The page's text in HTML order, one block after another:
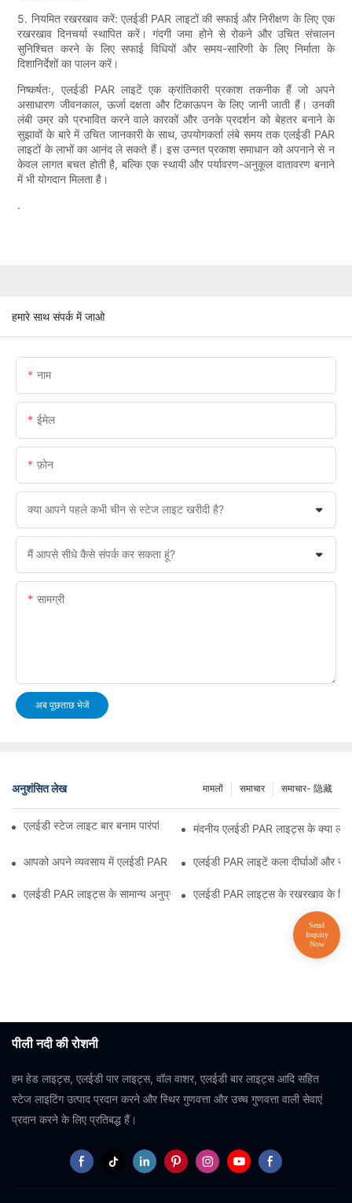
5. नियमित रखरखाव करें: एलईडी PAR लाइटों की सफाई और निरीक्षण के लिए एक
रखरखाव दिनचर्या स्थापित करें। गंदगी जमा होने से रोकने और उचित संचालन
सुनिश्चित करने के लिए सफाई विधियों और समय-सारिणी के लिए निर्माता के
दिशानिर्देशों का पालन करें।
निष्कर्षतः, एलईडी PAR लाइटें एक क्रांतिकारी प्रकाश तकनीक हैं जो अपने
असाधारण जीवनकाल, ऊर्जा दक्षता और टिकाऊपन के लिए जानी जाती हैं। उनकी
लंबी उम्र को प्रभावित करने वाले कारकों और उनके प्रदर्शन को बेहतर बनाने के
सुझावों के बारे में उचित जानकारी के साथ, उपयोगकर्ता लंबे समय तक एलईडी PAR
लाइटों के लाभों का आनंद ले सकते हैं। इस उन्नत प्रकाश समाधान को अपनाने से न
केवल लागत बचत होती है, बल्कि एक स्थायी और पर्यावरण-अनुकूल वातावरण बनाने
में भी योगदान मिलता है।
.
हमारे साथ संपर्क में जाओ
नाम
ईमेल
फ़ोन
क्या आपने पहले कभी चीन से स्टेज लाइट खरीदी है?
मैं आपसे सीधे कैसे संपर्क कर सकता हूं?
सामग्री
अब पूछताछ भेजें
अनुशंसित लेख समाचार- 隐藏
समाचार
मामलों
एलईडी स्टेज लाइट बार बनाम पारंपरिक स्टेज लाइटिंग: फायदे और नुकसान
मंदनीय एलईडी PAR लाइट्स के क्या
आपको अपने व्यवसाय में एलईडी PAR लाइट्स को अपग्रेड क्यों करना चाहिए?
एलईडी PAR लाइटें कला दीर्घाओं और
एलईडी PAR लाइट्स के सामान्य अनुप्रयोग क्या हैं?एलईडी PAR लाइट्स के रखरखाव के
पीली नदी की रोशनी
हम हेड लाइट्स, एलईडी पार लाइट्स, वॉल वाशर, एलईडी बार लाइट्स आदि सहित
स्टेज लाइटिंग उत्पाद प्रदान करने और स्थिर गुणवत्ता और उच्च गुणवत्ता वाली सेवाएं
प्रदान करने के लिए प्रतिबद्ध हैं।